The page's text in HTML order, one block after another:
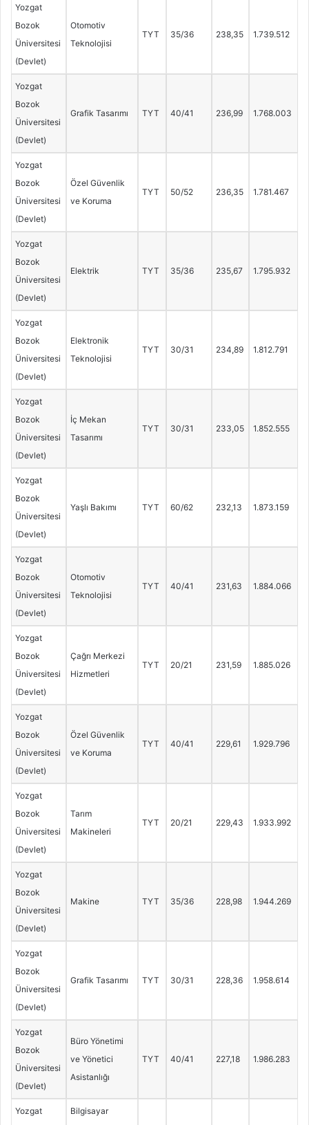
Yozgat
Bozok
Üniversitesi
(Devlet)
Otomotiv
Teknolojisi
TYT 35/36 238,35 1.739.512
Yozgat
Bozok
Üniversitesi
(Devlet)
Grafik Tasarımı TYT 40/41 236,99 1.768.003
Yozgat
Bozok
Üniversitesi
(Devlet)
Özel Güvenlik
ve Koruma
TYT 50/52 236,35 1.781.467
Yozgat
Bozok
Üniversitesi
(Devlet)
Elektrik TYT 35/36 235,67 1.795.932
Yozgat
Bozok
Üniversitesi
(Devlet)
Elektronik
Teknolojisi
TYT 30/31 234,89 1.812.791
Yozgat
Bozok
Üniversitesi
(Devlet)
İç Mekan
Tasarımı
TYT 30/31 233,05 1.852.555
Yozgat
Bozok
Üniversitesi
(Devlet)
Yaşlı Bakımı TYT 60/62 232,13 1.873.159
Yozgat
Bozok
Üniversitesi
(Devlet)
Otomotiv
Teknolojisi
TYT 40/41 231,63 1.884.066
Yozgat
Bozok
Üniversitesi
(Devlet)
Çağrı Merkezi
Hizmetleri
TYT 20/21 231,59 1.885.026
Yozgat
Bozok
Üniversitesi
(Devlet)
Özel Güvenlik
ve Koruma
TYT 40/41 229,61 1.929.796
Yozgat
Bozok
Üniversitesi
(Devlet)
Tarım
Makineleri
TYT 20/21 229,43 1.933.992
Yozgat
Bozok
Üniversitesi
(Devlet)
Makine TYT 35/36 228,98 1.944.269
Yozgat
Bozok
Üniversitesi
(Devlet)
Grafik Tasarımı TYT 30/31 228,36 1.958.614
Yozgat
Bozok
Üniversitesi
(Devlet)
Büro Yönetimi
ve Yönetici
Asistanlığı
TYT 40/41 227,18 1.986.283
Yozgat
Bilgisayar